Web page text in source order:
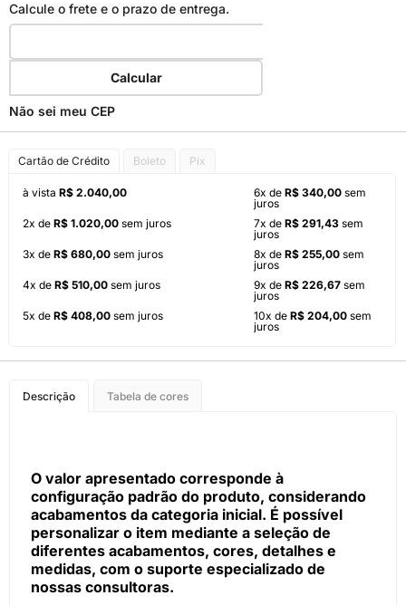
Calcule o frete e o prazo de entrega.
Calcular
Não sei meu CEP
Cartão de Crédito Boleto Pix
à vista R$ 2.040,00
2x de R$ 1.020,00 sem juros
3x de R$ 680,00 sem juros
4x de R$ 510,00 sem juros
5x de R$ 408,00 sem juros
6x de R$ 340,00 sem
juros
7x de R$ 291,43 sem
juros
8x de R$ 255,00 sem
juros
9x de R$ 226,67 sem
juros
10x de R$ 204,00 sem
juros
Descrição Tabela de cores
O valor apresentado corresponde à
configuração padrão do produto, considerando
acabamentos da categoria inicial. É possível
personalizar o item mediante a seleção de
diferentes acabamentos, cores, detalhes e
medidas, com o suporte especializado de
nossas consultoras.